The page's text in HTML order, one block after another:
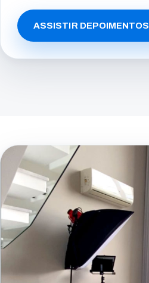
ASSISTIR DEPOIMENTOS